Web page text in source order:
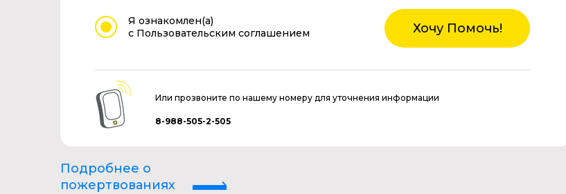
Я ознакомлен(а)
с Пользовательским соглашением
Хочу Помочь!
Или прозвоните по нашему номеру для уточнения информации
8-988-505-2-505
Подробнее о
пожертвованиях